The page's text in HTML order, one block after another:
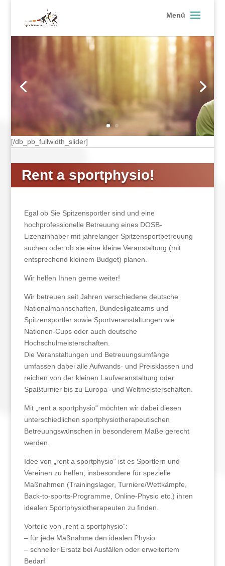
[/db_pb_slide] [/db_pb_slide]
[/db_pb_fullwidth_slider]
Rent a sportphysio!
Egal ob Sie Spitzensportler sind und eine
hochprofessionelle Betreuung eines DOSB-
Lizenzinhaber mit jahrelanger Spitzensportbetreuung
suchen oder ob sie eine kleine Veranstaltung (mit
entsprechend kleinem Budget) planen.
Wir helfen Ihnen gerne weiter!
Wir betreuen seit Jahren verschiedene deutsche
Nationalmannschaften, Bundesligateams und
Spitzensportler sowie Sportveranstaltungen wie
Nationen-Cups oder auch deutsche
Hochschulmeisterschaften.
Die Veranstaltungen und Betreuungsumfänge
umfassen dabei alle Aufwands- und Preisklassen und
reichen von der kleinen Laufveranstaltung oder
Spaßturnier bis zu Europa- und Weltmeisterschaften.
Mit „rent a sportphysio“ möchten wir dabei diesen
unterschiedlichen sportphysiotherapeutischen
Betreuungswünschen in besonderem Maße gerecht
werden.
Idee von „rent a sportphysio“ ist es Sportlern und
Vereinen zu helfen, insbesondere für spezielle
Maßnahmen (Trainingslager, Turniere/Wettkämpfe,
Back-to-sports-Programme, Online-Physio etc.) ihren
idealen Sportphysiotherapeuten zu finden.
Vorteile von „rent a sportphysio“:
– für jede Maßnahme den idealen Physio
– schneller Ersatz bei Ausfällen oder erweitertem
Bedarf